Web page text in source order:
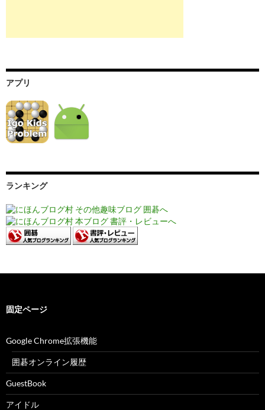
アプリ
ランキング
固定ページ
Google Chrome拡張機能
囲碁オンライン履歴
GuestBook
アイドル